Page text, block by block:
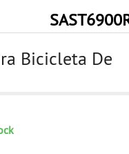
Bicicleta De